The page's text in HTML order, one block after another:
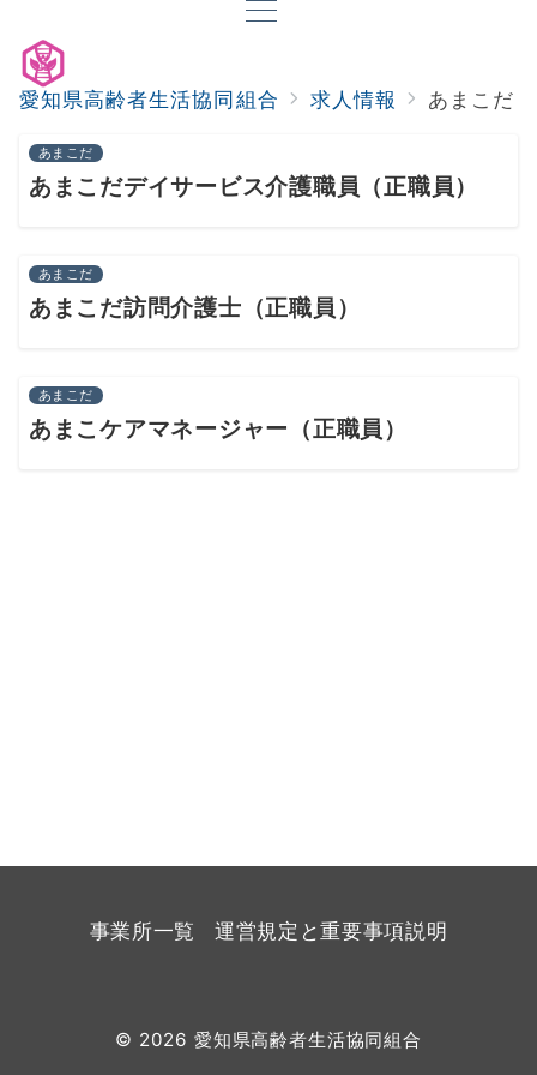
愛知県高齢者生活協同組合 求人情報 あまこだ
あまこだ
あまこだデイサービス介護職員（正職員）
あまこだ
あまこだ訪問介護士（正職員）
あまこだ
あまこケアマネージャー（正職員）
事業所一覧 運営規定と重要事項説明
© 2026 愛知県高齢者生活協同組合